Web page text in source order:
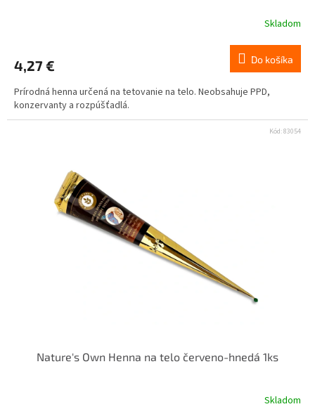
Skladom
4,27 € Do košíka
Prírodná henna určená na tetovanie na telo. Neobsahuje PPD,
konzervanty a rozpúšťadlá.
Nature's Own Henna na telo červeno-hnedá 1ks
Skladom
Kód:83054